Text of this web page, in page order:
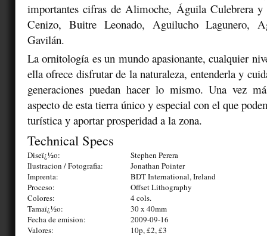
importantes cifras de Alimoche, Águila Culebrera y
Cenizo, Buitre Leonado, Aguilucho Lagunero,
Gavilán.
La ornitología es un mundo apasionante, cualquier
ella ofrece disfrutar de la naturaleza, entenderla y
generaciones puedan hacer lo mismo. Una vez
aspecto de esta tierra único y especial con el que
turística y aportar prosperidad a la zona.
Technical Specs
Diseï¿½o:
Stephen Perera
Ilustracion / Fotografia:
Jonathan Pointer
Imprenta:
BDT International, Ireland
Proceso:
Offset Lithography
Colores:
4 cols.
Tamaï¿½o:
30 x 40mm
Fecha de emision:
2009-09-16
Valores:
10p, £2, £3